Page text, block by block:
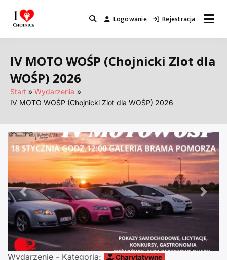
Miejsca które warto odwiedzić.
Logowanie Rejestracja
IV MOTO WOŚP (Chojnicki Zlot dla
WOŚP) 2026
Start
Wydarzenia
IV MOTO WOŚP (Chojnicki Zlot dla WOŚP) 2026
Poprzednie
Wydarzenie - Kategoria: Charytatywne